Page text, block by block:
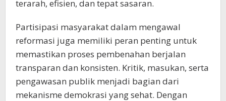
terarah, efisien, dan tepat sasaran.
Partisipasi masyarakat dalam mengawal
reformasi juga memiliki peran penting untuk
memastikan proses pembenahan berjalan
transparan dan konsisten. Kritik, masukan, serta
pengawasan publik menjadi bagian dari
mekanisme demokrasi yang sehat. Dengan